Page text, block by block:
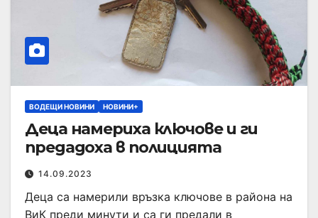
ВОДЕЩИ НОВИНИ НОВИНИ+
Деца намериха ключове и ги
предадоха в полицията
14.09.2023
Деца са намерили връзка ключове в района на
ВиК преди минути и са ги предали в